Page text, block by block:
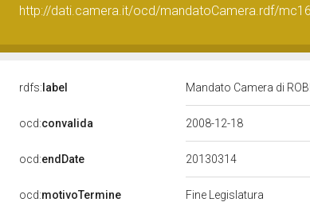
http://dati.camera.it/ocd/mandatoCamera.rdf/
rdfs: label Mandato Camera di
ocd:convalida 2008-12-18
ocd:endDate 20130314
ocd:motivoTermine Fine Legislatura